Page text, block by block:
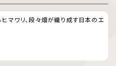
マワリ、段々畑が織り成す日本のエ